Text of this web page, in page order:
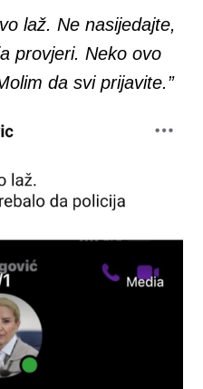
laž. Ne nasijedajte,
provjeri. Neko ovo
da svi prijavite.”